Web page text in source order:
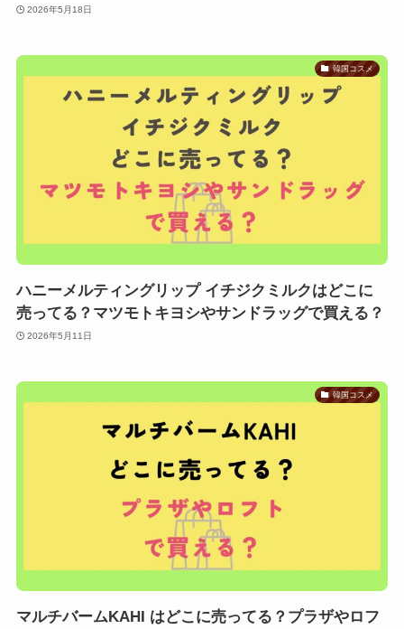
2026年5月18日
韓国コスメ
ハニーメルティングリップ イチジクミルクはどこに
売ってる？マツモトキヨシやサンドラッグで買える？
2026年5月11日
韓国コスメ
マルチバームKAHI はどこに売ってる？プラザやロフ